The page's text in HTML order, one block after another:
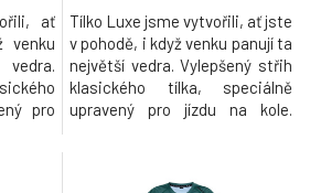
ať
venku
pro
Tílko Luxe jsme vytvořili, ať jste
v pohodě, i když venku panují ta
největší vedra. Vylepšený střih
klasického tílka, speciálně
upravený pro jízdu na kole.